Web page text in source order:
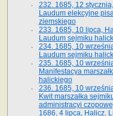
232. 1685, 12
Laudum elekcyjne
ziemskiego
233. 1685, 10 lipca,
Laudum sejmiku
234. 1685, 10
Laudum sejmiku
235. 1685, 10
Manifestacya
halickiego
236. 1685, 10
Kwit marszałka
administracyi
1686, 4 lipca, Halicz.